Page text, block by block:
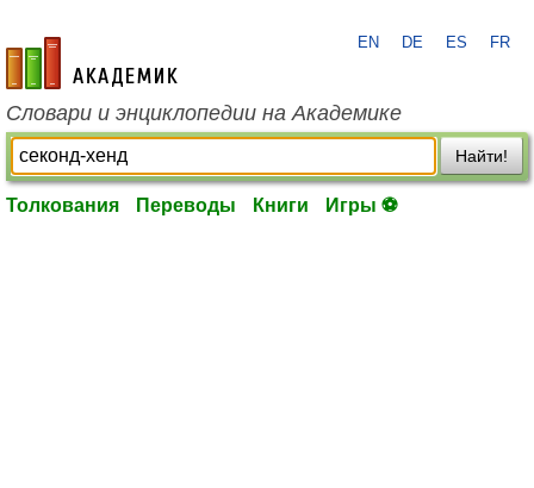
academic.ru
EN DE ES FR
Словари и энциклопедии на Академике
Найти!
Толкования Переводы Книги Игры ⚽